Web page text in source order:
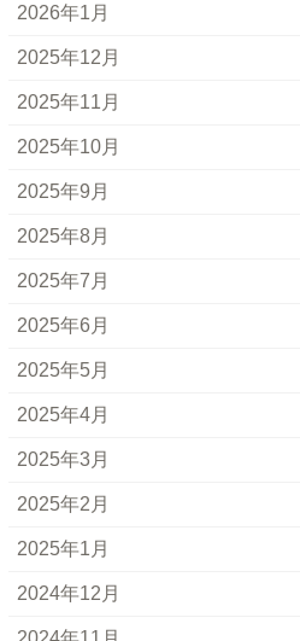
2026年1月
2025年12月
2025年11月
2025年10月
2025年9月
2025年8月
2025年7月
2025年6月
2025年5月
2025年4月
2025年3月
2025年2月
2025年1月
2024年12月